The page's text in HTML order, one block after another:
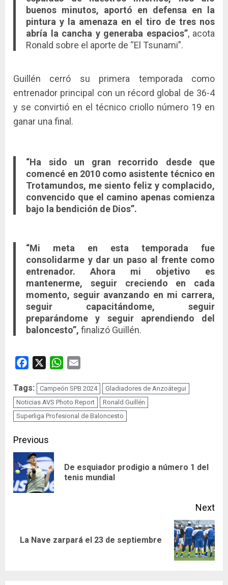
buenos minutos, aportó en defensa en la
pintura y la amenaza en el tiro de tres nos
abría la cancha y generaba espacios”, acota
Ronald sobre el aporte de “El Tsunami”.
Guillén cerró su primera temporada como
entrenador principal con un récord global de 36-4
y se convirtió en el técnico criollo número 19 en
ganar una final.
“Ha sido un gran recorrido desde que
comencé en 2010 como asistente técnico en
Trotamundos, me siento feliz y complacido,
convencido que el camino apenas comienza
bajo la bendición de Dios”.
“Mi meta en esta temporada fue
consolidarme y dar un paso al frente como
entrenador. Ahora mi objetivo es
mantenerme, seguir creciendo en cada
momento, seguir avanzando en mi carrera,
seguir capacitándome, seguir
preparándome y seguir aprendiendo del
baloncesto”, finalizó Guillén.
Facebook WhatsApp
Tags: Campeón SPB 2024
Gladiadores de Anzoátegui
Noticias AVS Photo Report
Ronald Guillén
Superliga Profesional de Baloncesto
Continue
Reading
Previous
De esquiador prodigio a número 1 del
tenis mundial
Next
Next
La Nave zarpará el 23 de septiembre